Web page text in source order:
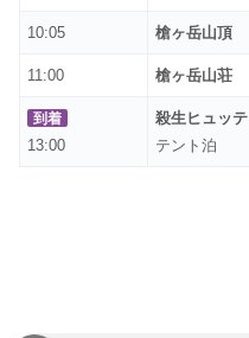
10:05 槍ヶ岳山頂
11:00 槍ヶ岳山荘
到着
13:00
殺生ヒュッテ
テント泊